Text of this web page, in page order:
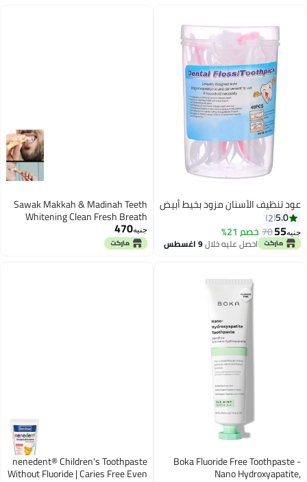
عود تنظيف الأسنان مزود بخيط أبيض
5.0
2
جنيه55
70 خصم 21%
احصل عليه خلال9 اغسطس
Sawak Makkah & Madinah Teeth
Whitening Clean Fresh Breath
Organic Chew Sticks Natural Flavor
3 Pieces Sawak Toothpicks Sealed
Multi Size Colors (Sawak Makkah)
جنيه470
Boka Fluoride Free Toothpaste -
Nano Hydroxyapatite,
nenedent® Children's Toothpaste
Without Fluoride | Caries Free Even